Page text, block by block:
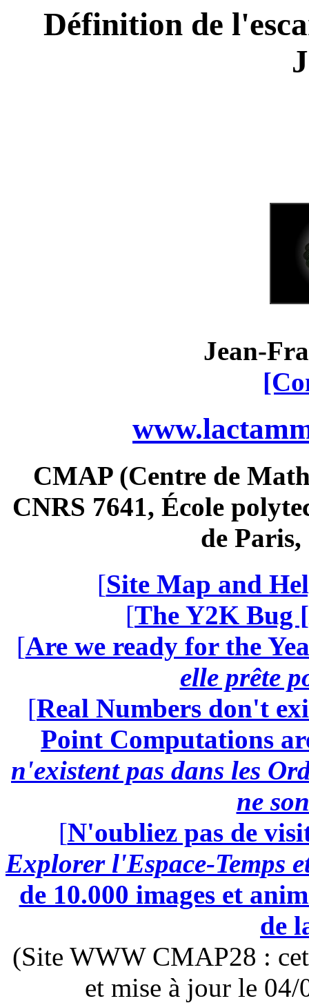
Définition de
Jean-
CMAP (Centre de
CNRS 7641, École
de
[Site Map and
[The Y2K Bug [
[Are we ready for the
elle prête
[Real Numbers don't
Point Computations
n'existent pas dans les
ne
[N'oubliez pas de
Explorer l'Espace-Temps
de 10.000 images et
de
(Site WWW CMAP28 :
et mise à jour le